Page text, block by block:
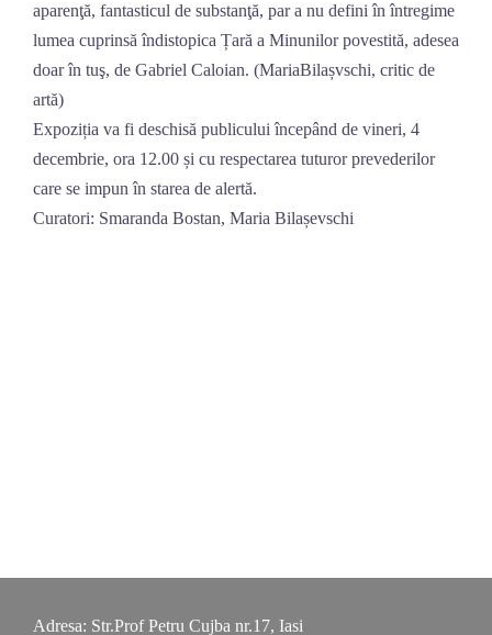
aparenţă, fantasticul de substanţă, par a nu defini în întregime
lumea cuprinsă îndistopica Țară a Minunilor povestită, adesea
doar în tuş, de Gabriel Caloian. (MariaBilașvschi, critic de
artă)
Expoziția va fi deschisă publicului începând de vineri, 4
decembrie, ora 12.00 și cu respectarea tuturor prevederilor
care se impun în starea de alertă.
Curatori: Smaranda Bostan, Maria Bilașevschi
Adresa: Str.Prof Petru Cujba nr.17, Iasi